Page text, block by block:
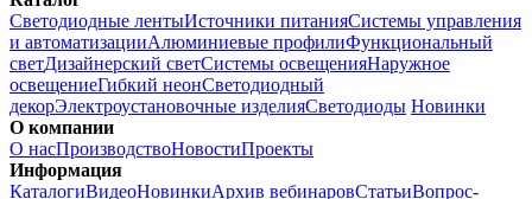
Светодиодные лентыИсточники питанияСистемы управления
и автоматизацииАлюминиевые профилиФункциональный
светДизайнерский светСистемы освещенияНаружное
освещениеГибкий неонСветодиодный
декорЭлектроустановочные изделияСветодиоды Новинки
О компании
О насПроизводствоНовостиПроекты
Информация
КаталогиВидеоНовинкиАрхив вебинаровСтатьиВопрос-